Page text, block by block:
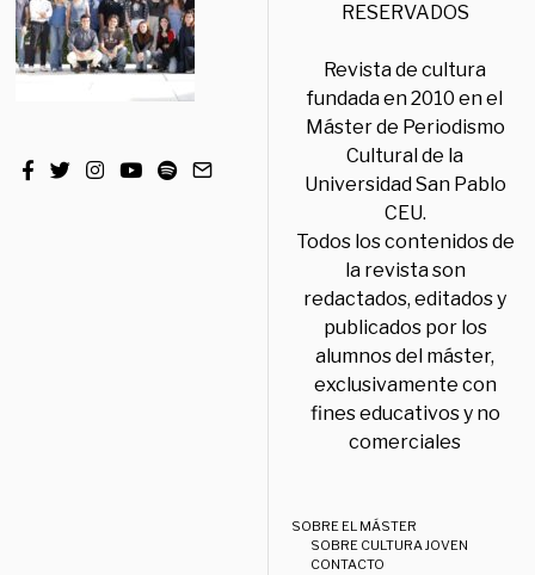
RESERVADOS
Revista de cultura
fundada en 2010 en el
Máster de Periodismo
Cultural de la
Universidad San Pablo
CEU.
Todos los contenidos de
la revista son
redactados, editados y
publicados por los
alumnos del máster,
exclusivamente con
fines educativos y no
comerciales
SOBRE EL MÁSTER
SOBRE CULTURA JOVEN
CONTACTO